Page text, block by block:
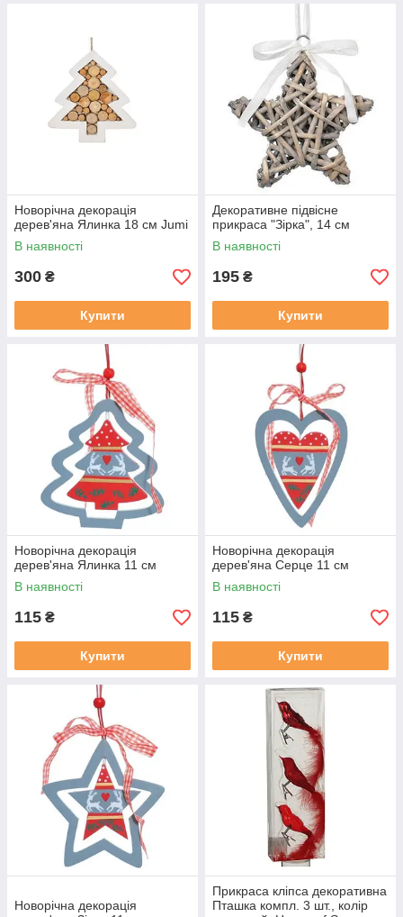
Новорічна декорація
дерев'яна Ялинка 18 см Jumi
В наявності
300 ₴
Купити
Декоративне підвісне
прикраса "Зірка", 14 см
В наявності
195 ₴
Купити
Новорічна декорація
дерев'яна Ялинка 11 см
В наявності
115 ₴
Купити
Новорічна декорація
дерев'яна Серце 11 см
В наявності
115 ₴
Купити
Новорічна декорація
Прикраса кліпса декоративна
Пташка компл. 3 шт., колір